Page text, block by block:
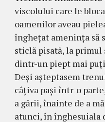
viscolului care le
oamenilor aveau
îngheţat ameninţa să
sticlă pisată, la
dintr-un piept mai
Deşi aşteptasem
câţiva paşi într-o
a gării, îna­inte de a
atunci, în în­ghesuiala